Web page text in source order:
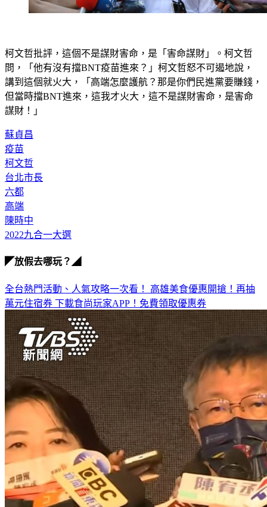
柯文哲批評，這個不是謀財害命，是「害命謀財」。柯文哲
問，「他有沒有擋BNT疫苗進來？」柯文哲怒不可遏地說，
講到這個就火大，「高端怎麼護航？那是你們民進黨要賺錢，
但當時擋BNT進來，這我才火大，這不是謀財害命，是害命
蘇貞昌
疫苗
柯文哲
台北市長
六都
高端
陳時中
全台熱門活動、人氣攻略一次看！高雄美食優惠開搶！再抽
萬元住宿券 下載食尚玩家APP！免費領取優惠券